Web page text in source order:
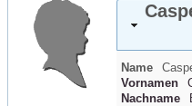
Name
Vornamen
Nachname